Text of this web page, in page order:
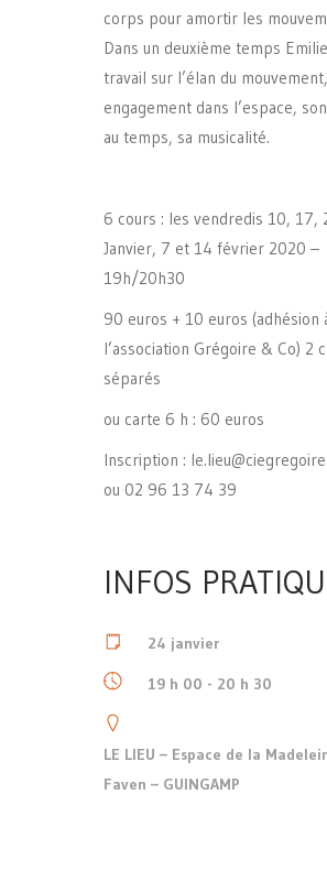
corps pour amortir les
Dans un deuxième temps
travail sur l’élan du
engagement dans l’espace,
au temps, sa musicalité.
6 cours : les vendredis 10, 17,
Janvier, 7 et 14 février 2020 –
19h/20h30
90 euros + 10 euros (adhésion
l’association Grégoire & Co) 2
séparés
ou carte 6 h : 60 euros
Inscription :
ou 02 96 13 74 39
INFOS
24 janvier
19 h 00 - 20 h 30
LE LIEU – Espace de la
Faven – GUINGAMP